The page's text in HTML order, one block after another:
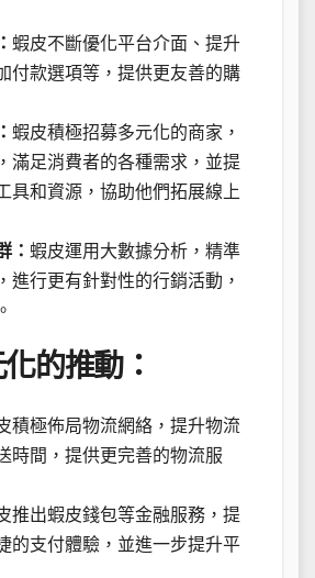
蝦皮不斷優化平台介面、提升
付款選項等，提供更友善的購
蝦皮積極招募多元化的商家，
滿足消費者的各種需求，並提
具和資源，協助他們拓展線上
： 蝦皮運用大數據分析，精準
進行更有針對性的行銷活動，
的推動：
積極佈局物流網絡，提升物流
時間，提供更完善的物流服
推出蝦皮錢包等金融服務，提
的支付體驗，並進一步提升平